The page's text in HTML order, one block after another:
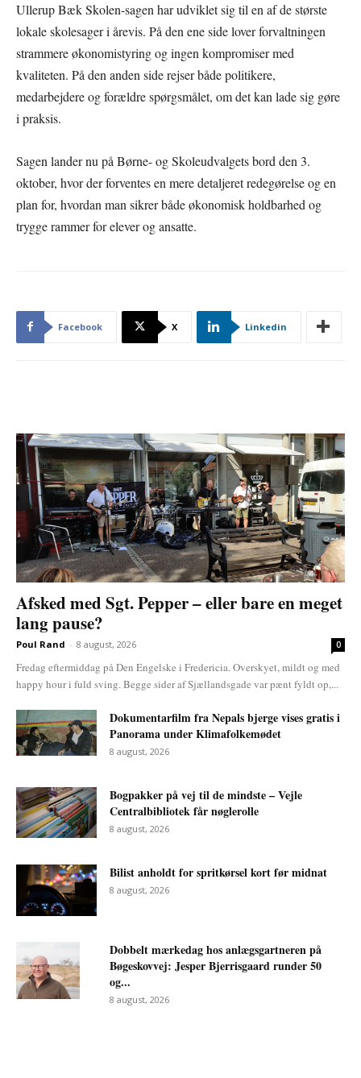
Ullerup Bæk Skolen-sagen har udviklet sig til en af de største
lokale skolesager i årevis. På den ene side lover forvaltningen
strammere økonomistyring og ingen kompromiser med
kvaliteten. På den anden side rejser både politikere,
medarbejdere og forældre spørgsmålet, om det kan lade sig gøre
i praksis.
Sagen lander nu på Børne- og Skoleudvalgets bord den 3.
oktober, hvor der forventes en mere detaljeret redegørelse og en
plan for, hvordan man sikrer både økonomisk holdbarhed og
trygge rammer for elever og ansatte.
Facebook X Linkedin
Afsked med Sgt. Pepper – eller bare en meget
lang pause?
Poul Rand - 8 august, 2026 0
Fredag eftermiddag på Den Engelske i Fredericia. Overskyet, mildt og med
happy hour i fuld sving. Begge sider af Sjællandsgade var pænt fyldt op,...
Dokumentarfilm fra Nepals bjerge vises gratis i
Panorama under Klimafolkemødet
8 august, 2026
Bogpakker på vej til de mindste – Vejle
Centralbibliotek får nøglerolle
8 august, 2026
Bilist anholdt for spritkørsel kort før midnat
8 august, 2026
Dobbelt mærkedag hos anlægsgartneren på
Bøgeskovvej: Jesper Bjerrisgaard runder 50
og...
8 august, 2026